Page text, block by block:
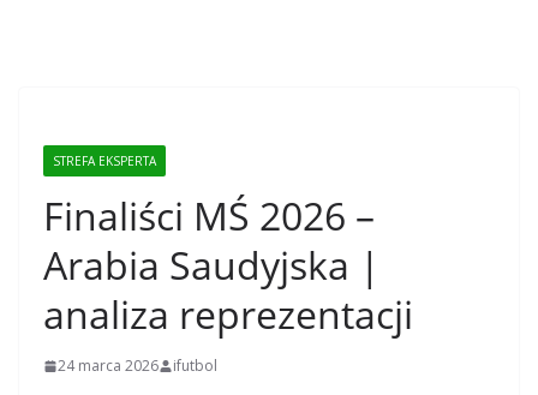
STREFA EKSPERTA
Finaliści MŚ 2026 –
Arabia Saudyjska |
analiza reprezentacji
24 marca 2026 ifutbol